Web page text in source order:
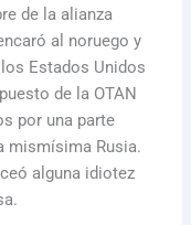
de la alianza
al noruego y
Estados Unidos
de la OTAN
por una parte
mismísima Rusia.
alguna idiotez